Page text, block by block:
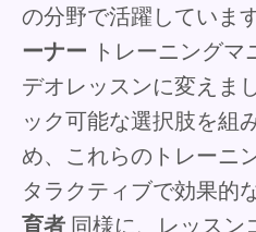
の分野で活躍していま
ーナー トレーニング
デオレッスンに変えま
ック可能な選択肢を組
め、これらのトレーニ
タラクティブで効果的
育者 同様に、レッスン